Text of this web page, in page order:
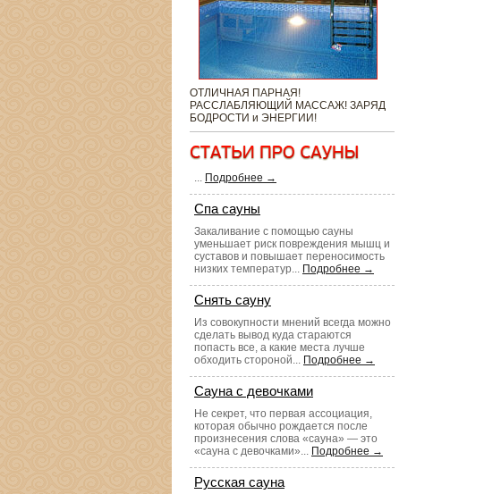
ОТЛИЧНАЯ ПАРНАЯ!
РАССЛАБЛЯЮЩИЙ МАССАЖ! ЗАРЯД
БОДРОСТИ и ЭНЕРГИИ!
... Подробнее →
Спа сауны
Закаливание с помощью сауны
уменьшает риск повреждения мышц и
суставов и повышает переносимость
низких температур... Подробнее →
Снять сауну
Из совокупности мнений всегда можно
сделать вывод куда стараются
попасть все, а какие места лучше
обходить стороной... Подробнее →
Сауна с девочками
Не секрет, что первая ассоциация,
которая обычно рождается после
произнесения слова «сауна» — это
«сауна с девочками»... Подробнее →
Русская сауна